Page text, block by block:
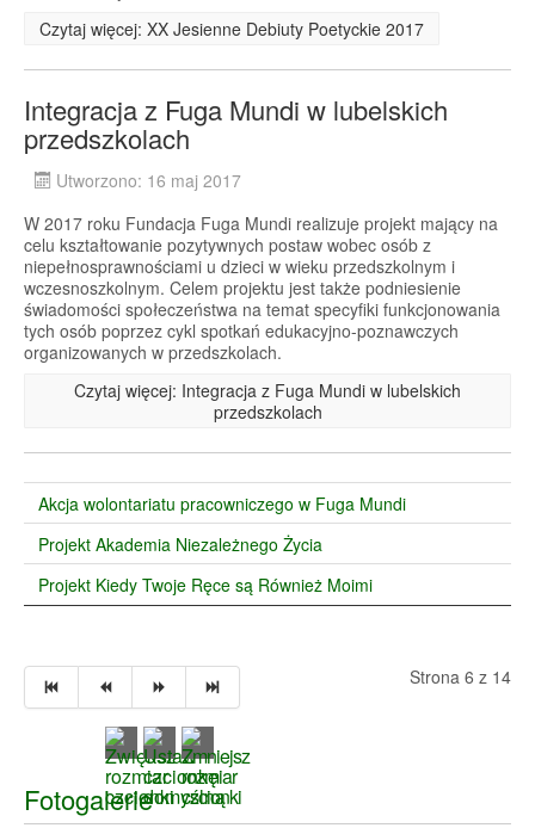
Czytaj więcej: XX Jesienne Debiuty Poetyckie 2017
Integracja z Fuga Mundi w lubelskich
przedszkolach
Utworzono: 16 maj 2017
W 2017 roku Fundacja Fuga Mundi realizuje projekt mający na
celu kształtowanie pozytywnych postaw wobec osób z
niepełnosprawnościami u dzieci w wieku przedszkolnym i
wczesnoszkolnym. Celem projektu jest także podniesienie
świadomości społeczeństwa na temat specyfiki funkcjonowania
tych osób poprzez cykl spotkań edukacyjno-poznawczych
organizowanych w przedszkolach.
Czytaj więcej: Integracja z Fuga Mundi w lubelskich
przedszkolach
Akcja wolontariatu pracowniczego w Fuga Mundi
Projekt Akademia Niezależnego Życia
Projekt Kiedy Twoje Ręce są Również Moimi
Strona 6 z 14
Fotogalerie